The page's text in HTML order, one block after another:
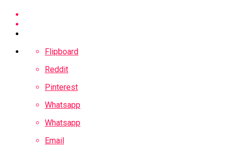
Flipboard
Reddit
Pinterest
Whatsapp
Whatsapp
Email